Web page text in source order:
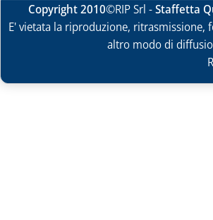
Copyright 2010©RIP Srl -Staffetta
E' vietata la riproduzione, ritrasmissione,
altro modo di